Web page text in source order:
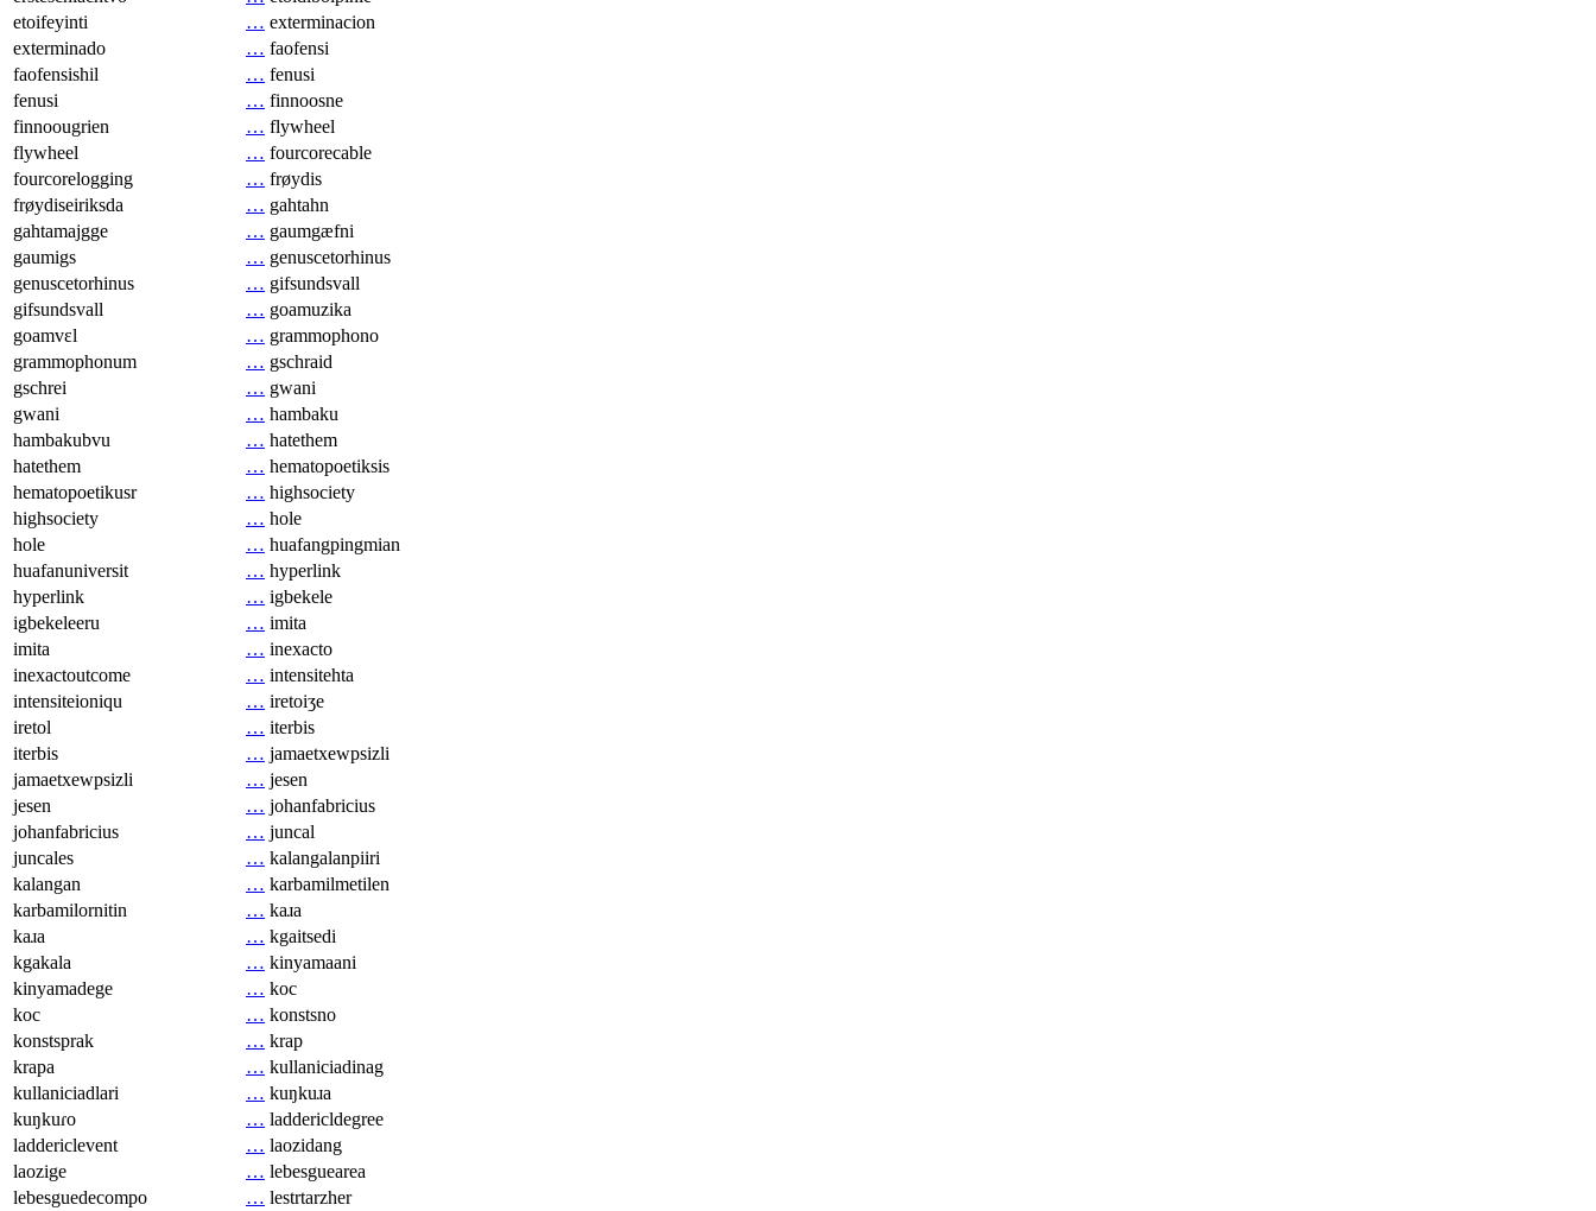
etoifeyinti
… exterminacion
exterminado
… faofensi
faofensishil
… fenusi
fenusi
… finnoosne
finnoougrien
… flywheel
flywheel
… fourcorecable
fourcorelogging
… frøydis
frøydiseiriksda
… gahtahn
gahtamajgge
… gaumgæfni
gaumigs
… genuscetorhinus
genuscetorhinus
… gifsundsvall
gifsundsvall
… goamuzika
goamvɛl
… grammophono
grammophonum
… gschraid
gschrei
… gwani
gwani
… hambaku
hambakubvu
… hatethem
hatethem
… hematopoetiksis
hematopoetikusr
… highsociety
highsociety
… hole
hole
… huafangpingmian
huafanuniversit
… hyperlink
hyperlink
… igbekele
igbekeleeru
… imita
imita
… inexacto
inexactoutcome
… intensitehta
intensiteioniqu
… iretoiʒe
iretol
… iterbis
iterbis
… jamaetxewpsizli
jamaetxewpsizli
… jesen
jesen
… johanfabricius
johanfabricius
… juncal
juncales
… kalangalanpiiri
kalangan
… karbamilmetilen
karbamilornitin
… kaɹa
kaɹa
… kgaitsedi
kgakala
… kinyamaani
kinyamadege
… koc
koc
… konstsno
konstsprak
… krap
krapa
… kullaniciadinag
kullaniciadlari
… kuŋkuɹa
kuŋkuɾo
… laddericldegree
laddericlevent
… laozidang
laozige
… lebesguearea
lebesguedecompo
… lestrtarzher